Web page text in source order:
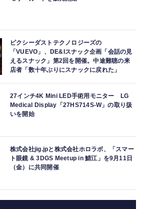
ピクシーダストテクノロジーズの
「VUEVO」、DE&Iスナック企画「会話の見
えるスナック」第2回を開催。中途難聴の来
店者「数十年ぶりにスナックに戻れた」
27インチ4K Mini LED手術用モニター LG
Medical Display「27HS714S-W」の取り扱
いを開始
株式会社jig.jpと株式会社ホロラボ、「スマー
ト眼鏡 & 3DGS Meetup in 鯖江」を9月11日
（金）に共同開催